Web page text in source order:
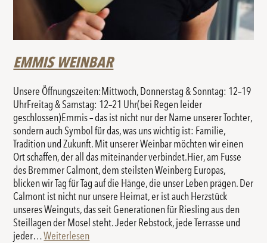
EMMIS WEINBAR
Unsere Öffnungszeiten:Mittwoch, Donnerstag & Sonntag: 12–19
UhrFreitag & Samstag: 12–21 Uhr(bei Regen leider
geschlossen)Emmis – das ist nicht nur der Name unserer Tochter,
sondern auch Symbol für das, was uns wichtig ist: Familie,
Tradition und Zukunft. Mit unserer Weinbar möchten wir einen
Ort schaffen, der all das miteinander verbindet.Hier, am Fusse
des Bremmer Calmont, dem steilsten Weinberg Europas,
blicken wir Tag für Tag auf die Hänge, die unser Leben prägen. Der
Calmont ist nicht nur unsere Heimat, er ist auch Herzstück
unseres Weinguts, das seit Generationen für Riesling aus den
Steillagen der Mosel steht. Jeder Rebstock, jede Terrasse und
jeder…Weiterlesen